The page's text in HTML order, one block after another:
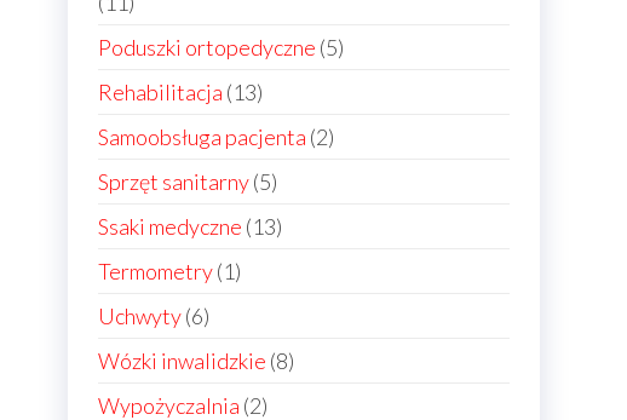
produktów
Poduszki ortopedyczne 55
Rehabilitacja 1313
produktów
Samoobsługa pacjenta 22
Sprzęt sanitarny 55
produktów
Ssaki medyczne 1313
Termometry 11
Uchwyty 66
produktów
Wózki inwalidzkie 88
Wypożyczalnia 22